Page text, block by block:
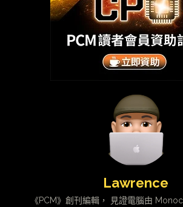
Lawrence
《PCM》創刊編輯， 見證電腦由